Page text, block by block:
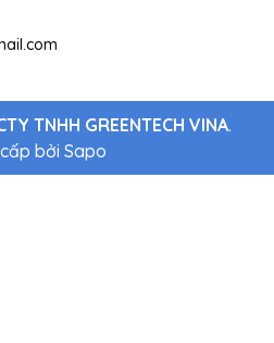
TNHH GREENTECH VINA.
bởi Sapo